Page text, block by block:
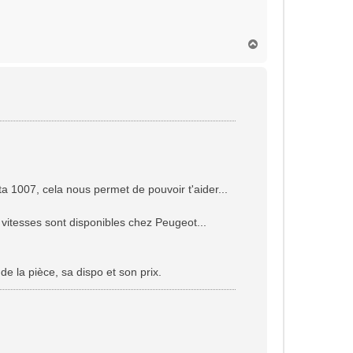
cela nous permet de pouvoir t'aider...
sont disponibles chez Peugeot...
la pièce, sa dispo et son prix.